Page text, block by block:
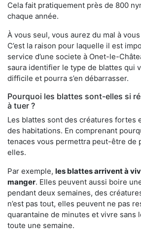
Cela fait pratiquement près de 800
chaque année.
À vous seul, vous aurez du mal à
C’est la raison pour laquelle il est
service d’une societe à Onet-le-
saura identifier le type de blattes qui
difficile et pourra s’en débarrasser.
Pourquoi les blattes sont-elles si
à tuer ?
Les blattes sont des créatures fortes
des habitations. En comprenant
tenaces vous permettra peut-être de
elles.
Par exemple, les blattes arrivent à
manger. Elles peuvent aussi boire
pendant deux semaines, des
n’est pas tout, elles peuvent ne pas
quarantaine de minutes et vivre sans
toute une semaine.